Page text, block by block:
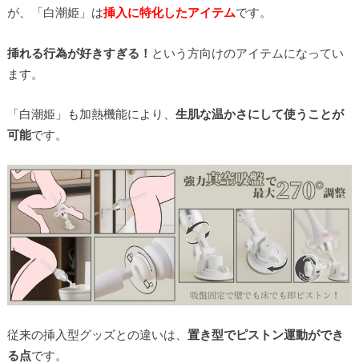
が、「白潮姫」は挿入に特化したアイテムです。
挿れる行為が好きすぎる！ という方向けのアイテムになってい
ます。
「白潮姫」も加熱機能により、 生肌な温かさにして使うことが
可能です。
従来の挿入型グッズとの違いは、 置き型でピストン運動ができ
る点です。